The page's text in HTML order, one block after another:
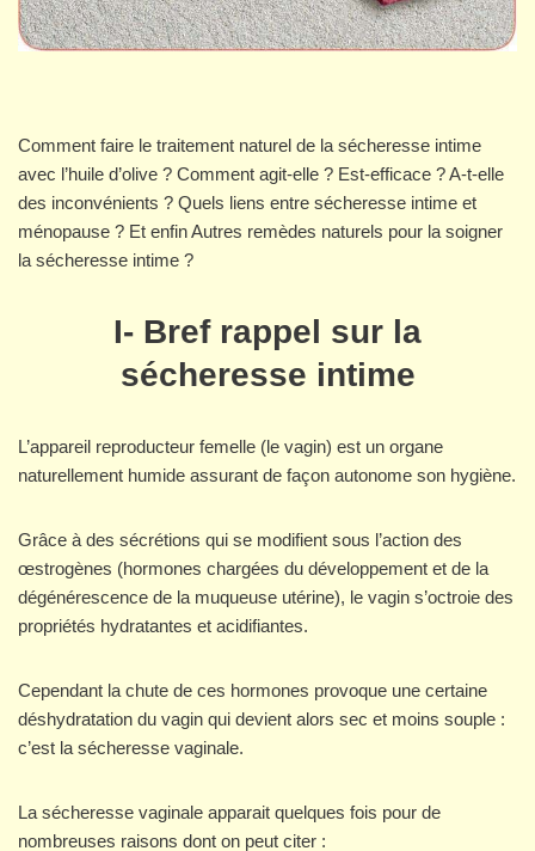
Comment faire le traitement naturel de la sécheresse intime
avec l’huile d’olive ? Comment agit-elle ? Est-efficace ? A-t-elle
des inconvénients ? Quels liens entre sécheresse intime et
ménopause ? Et enfin Autres remèdes naturels pour la soigner
la sécheresse intime ?
I- Bref rappel sur la
sécheresse intime
L’appareil reproducteur femelle (le vagin) est un organe
naturellement humide assurant de façon autonome son hygiène.
Grâce à des sécrétions qui se modifient sous l’action des
œstrogènes (hormones chargées du développement et de la
dégénérescence de la muqueuse utérine), le vagin s’octroie des
propriétés hydratantes et acidifiantes.
Cependant la chute de ces hormones provoque une certaine
déshydratation du vagin qui devient alors sec et moins souple :
c’est la sécheresse vaginale.
La sécheresse vaginale apparait quelques fois pour de
nombreuses raisons dont on peut citer :